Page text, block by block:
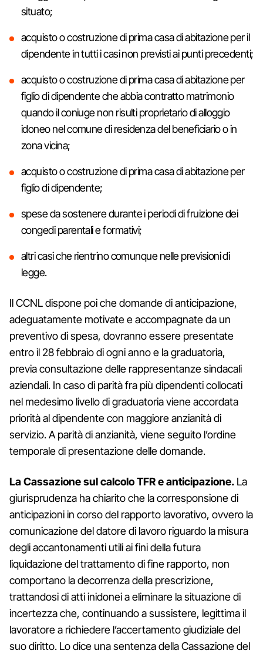
situato;
acquisto o costruzione di prima casa di abitazione per il
dipendente in tutti i casi non previsti ai punti precedenti;
acquisto o costruzione di prima casa di abitazione per
figlio di dipendente che abbia contratto matrimonio
quando il coniuge non risulti proprietario di alloggio
idoneo nel comune di residenza del beneficiario o in
zona vicina;
acquisto o costruzione di prima casa di abitazione per
figlio di dipendente;
spese da sostenere durante i periodi di fruizione dei
congedi parentali e formativi;
altri casi che rientrino comunque nelle previsioni di
legge.
Il CCNL dispone poi che domande di anticipazione,
adeguatamente motivate e accompagnate da un
preventivo di spesa, dovranno essere presentate
entro il 28 febbraio di ogni anno e la graduatoria,
previa consultazione delle rappresentanze sindacali
aziendali. In caso di parità fra più dipendenti collocati
nel medesimo livello di graduatoria viene accordata
priorità al dipendente con maggiore anzianità di
servizio. A parità di anzianità, viene seguito l’ordine
temporale di presentazione delle domande.
La Cassazione sul calcolo TFR e anticipazione. La
giurisprudenza ha chiarito che la corresponsione di
anticipazioni in corso del rapporto lavorativo, ovvero la
comunicazione del datore di lavoro riguardo la misura
degli accantonamenti utili ai fini della futura
liquidazione del trattamento di fine rapporto, non
comportano la decorrenza della prescrizione,
trattandosi di atti inidonei a eliminare la situazione di
incertezza che, continuando a sussistere, legittima il
lavoratore a richiedere l’accertamento giudiziale del
suo diritto. Lo dice una sentenza della Cassazione del